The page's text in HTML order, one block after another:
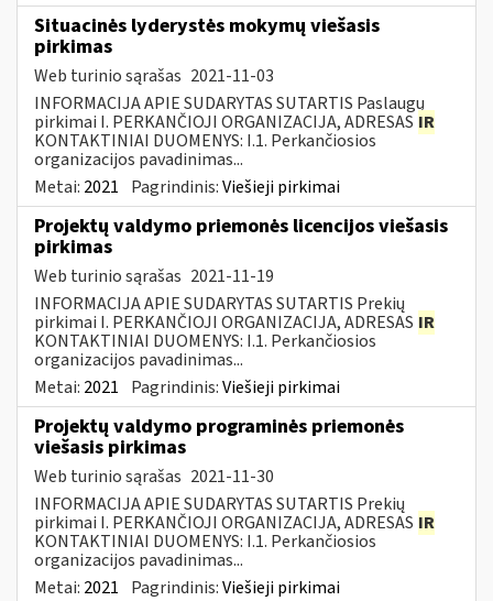
Situacinės lyderystės mokymų viešasis
pirkimas
Web turinio sąrašas 2021-11-03
INFORMACIJA APIE SUDARYTAS SUTARTIS Paslaugų
pirkimai I. PERKANČIOJI ORGANIZACIJA, ADRESAS IR
KONTAKTINIAI DUOMENYS: I.1. Perkančiosios
organizacijos pavadinimas...
Metai: 2021 Pagrindinis:Viešieji pirkimai
Projektų valdymo priemonės licencijos viešasis
pirkimas
Web turinio sąrašas 2021-11-19
INFORMACIJA APIE SUDARYTAS SUTARTIS Prekių
pirkimai I. PERKANČIOJI ORGANIZACIJA, ADRESAS IR
KONTAKTINIAI DUOMENYS: I.1. Perkančiosios
organizacijos pavadinimas...
Metai: 2021 Pagrindinis:Viešieji pirkimai
Projektų valdymo programinės priemonės
viešasis pirkimas
Web turinio sąrašas 2021-11-30
INFORMACIJA APIE SUDARYTAS SUTARTIS Prekių
pirkimai I. PERKANČIOJI ORGANIZACIJA, ADRESAS IR
KONTAKTINIAI DUOMENYS: I.1. Perkančiosios
organizacijos pavadinimas...
Metai: 2021 Pagrindinis:Viešieji pirkimai